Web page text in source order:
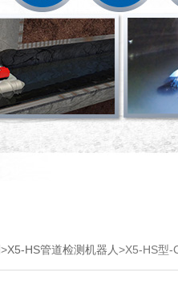
>X5-HS管道检测机器人>X5-HS型-